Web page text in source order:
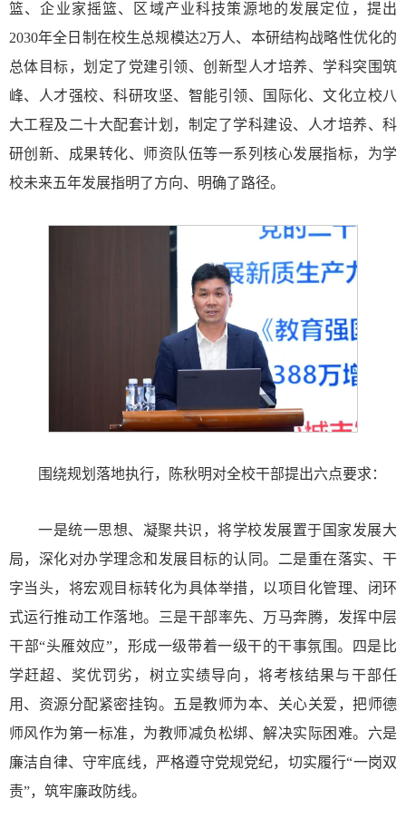
篮、企业家摇篮、区域产业科技策源地的发展定位，提出
2030年全日制在校生总规模达2万人、本研结构战略性优化的
总体目标，划定了党建引领、创新型人才培养、学科突围筑
峰、人才强校、科研攻坚、智能引领、国际化、文化立校八
大工程及二十大配套计划，制定了学科建设、人才培养、科
研创新、成果转化、师资队伍等一系列核心发展指标，为学
校未来五年发展指明了方向、明确了路径。
围绕规划落地执行，陈秋明对全校干部提出六点要求：
一是统一思想、凝聚共识，将学校发展置于国家发展大
局，深化对办学理念和发展目标的认同。二是重在落实、干
字当头，将宏观目标转化为具体举措，以项目化管理、闭环
式运行推动工作落地。三是干部率先、万马奔腾，发挥中层
干部“头雁效应”，形成一级带着一级干的干事氛围。四是比
学赶超、奖优罚劣，树立实绩导向，将考核结果与干部任
用、资源分配紧密挂钩。五是教师为本、关心关爱，把师德
师风作为第一标准，为教师减负松绑、解决实际困难。六是
廉洁自律、守牢底线，严格遵守党规党纪，切实履行“一岗双
责”，筑牢廉政防线。